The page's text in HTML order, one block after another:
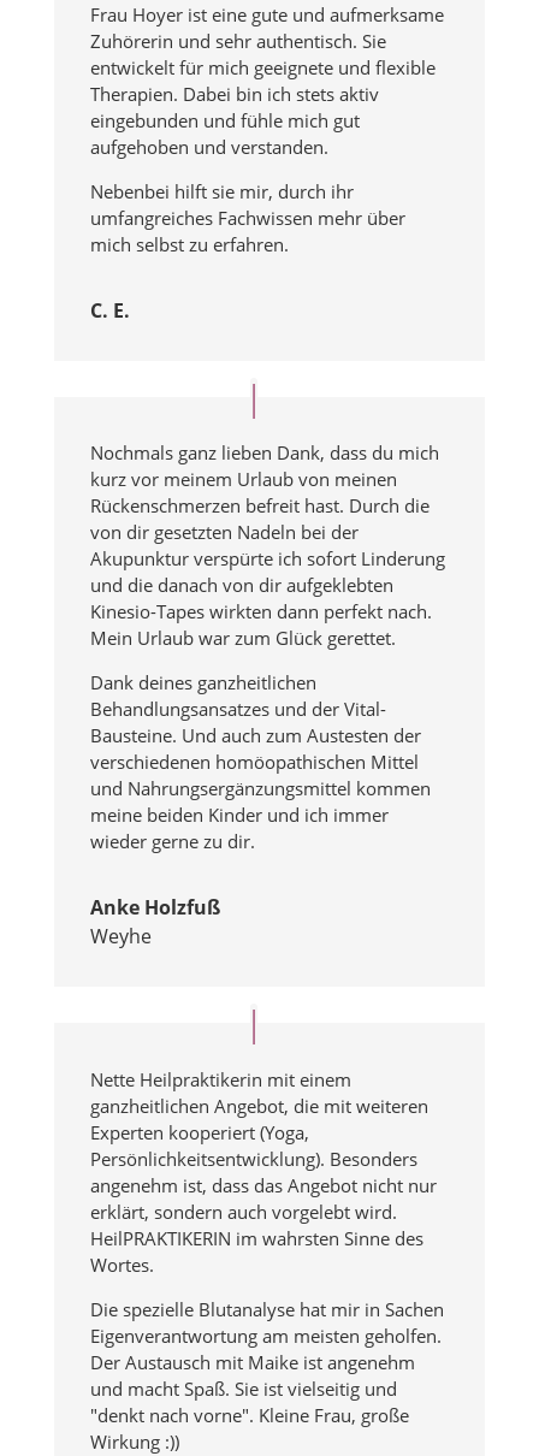
Frau Hoyer ist eine gute und aufmerksame
Zuhörerin und sehr authentisch. Sie
entwickelt für mich geeignete und flexible
Therapien. Dabei bin ich stets aktiv
eingebunden und fühle mich gut
aufgehoben und verstanden.
Nebenbei hilft sie mir, durch ihr
umfangreiches Fachwissen mehr über
mich selbst zu erfahren.
C. E.
Nochmals ganz lieben Dank, dass du mich
kurz vor meinem Urlaub von meinen
Rückenschmerzen befreit hast. Durch die
von dir gesetzten Nadeln bei der
Akupunktur verspürte ich sofort Linderung
und die danach von dir aufgeklebten
Kinesio-Tapes wirkten dann perfekt nach.
Mein Urlaub war zum Glück gerettet.
Dank deines ganzheitlichen
Behandlungsansatzes und der Vital-
Bausteine. Und auch zum Austesten der
verschiedenen homöopathischen Mittel
und Nahrungsergänzungsmittel kommen
meine beiden Kinder und ich immer
wieder gerne zu dir.
Anke Holzfuß
Weyhe
Nette Heilpraktikerin mit einem
ganzheitlichen Angebot, die mit weiteren
Experten kooperiert (Yoga,
Persönlichkeitsentwicklung). Besonders
angenehm ist, dass das Angebot nicht nur
erklärt, sondern auch vorgelebt wird.
HeilPRAKTIKERIN im wahrsten Sinne des
Wortes.
Die spezielle Blutanalyse hat mir in Sachen
Eigenverantwortung am meisten geholfen.
Der Austausch mit Maike ist angenehm
und macht Spaß. Sie ist vielseitig und
"denkt nach vorne". Kleine Frau, große
Wirkung :))